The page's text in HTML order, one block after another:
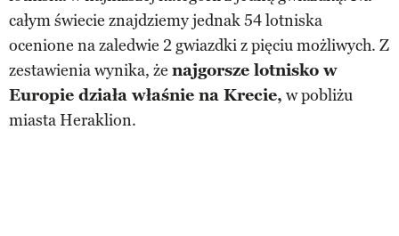
całym świecie znajdziemy jednak 54 lotniska
ocenione na zaledwie 2 gwiazdki z pięciu możliwych. Z
zestawienia wynika, że najgorsze lotnisko w
Europie działa właśnie na Krecie, w pobliżu
miasta Heraklion.